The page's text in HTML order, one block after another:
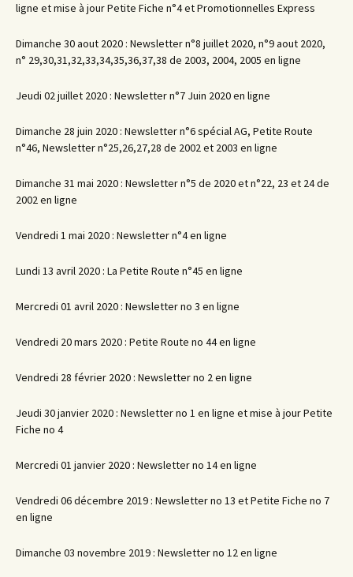
ligne et mise à jour Petite Fiche n°4 et Promotionnelles Express
Dimanche 30 aout 2020 : Newsletter n°8 juillet 2020, n°9 aout 2020,
n° 29,30,31,32,33,34,35,36,37,38 de 2003, 2004, 2005 en ligne
Jeudi 02 juillet 2020 : Newsletter n°7 Juin 2020 en ligne
Dimanche 28 juin 2020 : Newsletter n°6 spécial AG, Petite Route
n°46, Newsletter n°25,26,27,28 de 2002 et 2003 en ligne
Dimanche 31 mai 2020 : Newsletter n°5 de 2020 et n°22, 23 et 24 de
2002 en ligne
Vendredi 1 mai 2020 : Newsletter n°4 en ligne
Lundi 13 avril 2020 : La Petite Route n°45 en ligne
Mercredi 01 avril 2020 : Newsletter no 3 en ligne
Vendredi 20 mars 2020 : Petite Route no 44 en ligne
Vendredi 28 février 2020 : Newsletter no 2 en ligne
Jeudi 30 janvier 2020 : Newsletter no 1 en ligne et mise à jour Petite
Fiche no 4
Mercredi 01 janvier 2020 : Newsletter no 14 en ligne
Vendredi 06 décembre 2019 : Newsletter no 13 et Petite Fiche no 7
en ligne
Dimanche 03 novembre 2019 : Newsletter no 12 en ligne